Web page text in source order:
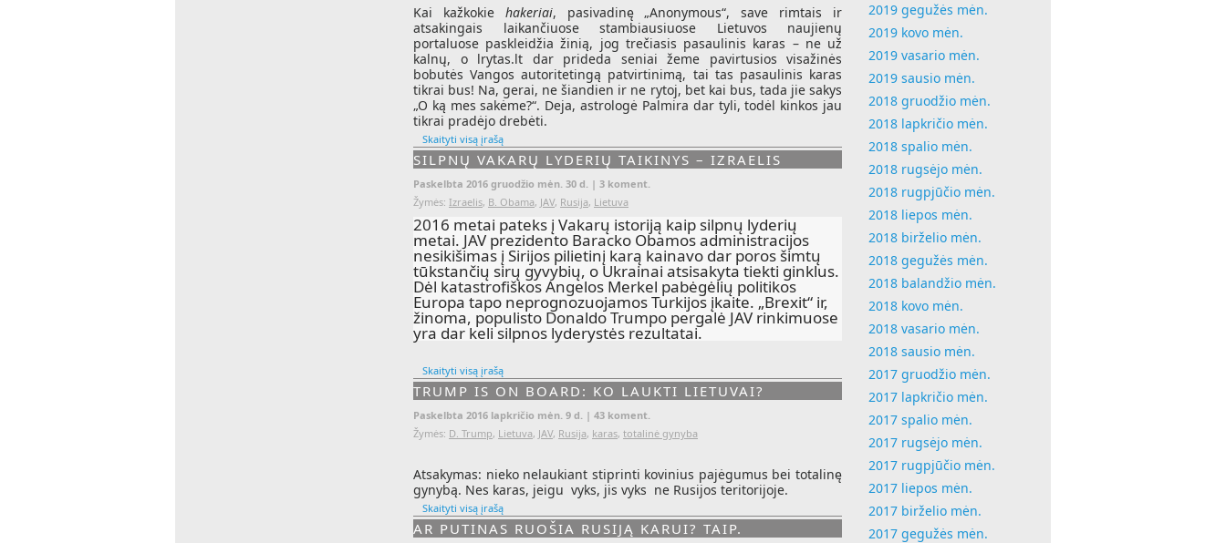
Kai kažkokie hakeriai, pasivadinę „Anonymous“, save rimtais ir
atsakingais laikančiuose stambiausiuose Lietuvos naujienų
portaluose paskleidžia žinią, jog trečiasis pasaulinis karas – ne už
kalnų, o lrytas.lt dar prideda seniai žeme pavirtusios visažinės
bobutės Vangos autoritetingą patvirtinimą, tai tas pasaulinis karas
tikrai bus! Na, gerai, ne šiandien ir ne rytoj, bet kai bus, tada jie sakys
„O ką mes sakėme?“. Deja, astrologė Palmira dar tyli, todėl kinkos jau
tikrai pradėjo drebėti.
Skaityti visą įrašą
SILPNŲ VAKARŲ LYDERIŲ TAIKINYS – IZRAELIS
Paskelbta 2016 gruodžio mėn. 30 d. | 3 koment.
Žymės: Izraelis, B. Obama, JAV, Rusija, Lietuva
2016 metai pateks į Vakarų istoriją kaip silpnų lyderių
metai. JAV prezidento Baracko Obamos administracijos
nesikišimas į Sirijos pilietinį karą kainavo dar poros šimtų
tūkstančių sirų gyvybių, o Ukrainai atsisakyta tiekti ginklus.
Dėl katastrofiškos Angelos Merkel pabėgėlių politikos
Europa tapo neprognozuojamos Turkijos įkaite. „Brexit“ ir,
žinoma, populisto Donaldo Trumpo pergalė JAV rinkimuose
yra dar keli silpnos lyderystės rezultatai.
Skaityti visą įrašą
TRUMP IS ON BOARD: KO LAUKTI LIETUVAI?
Paskelbta 2016 lapkričio mėn. 9 d. | 43 koment.
Žymės: D. Trump, Lietuva, JAV, Rusija, karas, totalinė gynyba
Atsakymas: nieko nelaukiant stiprinti kovinius pajėgumus bei totalinę
gynybą. Nes karas, jeigu vyks, jis vyks ne Rusijos teritorijoje.
Skaityti visą įrašą
AR PUTINAS RUOŠIA RUSIJĄ KARUI? TAIP.
2019 gegužės mėn.
2019 kovo mėn.
2019 vasario mėn.
2019 sausio mėn.
2018 gruodžio mėn.
2018 lapkričio mėn.
2018 spalio mėn.
2018 rugsėjo mėn.
2018 rugpjūčio mėn.
2018 liepos mėn.
2018 birželio mėn.
2018 gegužės mėn.
2018 balandžio mėn.
2018 kovo mėn.
2018 vasario mėn.
2018 sausio mėn.
2017 gruodžio mėn.
2017 lapkričio mėn.
2017 spalio mėn.
2017 rugsėjo mėn.
2017 rugpjūčio mėn.
2017 liepos mėn.
2017 birželio mėn.
2017 gegužės mėn.